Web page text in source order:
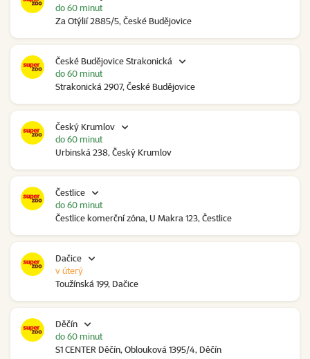
Za Otýlií 2885/5, České Budějovice
do 60 minut
České Budějovice Strakonická
Strakonická 2907, České Budějovice
do 60 minut
Český Krumlov
Urbinská 238, Český Krumlov
do 60 minut
Čestlice
Čestlice komerční zóna, U Makra 123, Čestlice
do 60 minut
Dačice
Toužínská 199, Dačice
v úterý
Děčín
S1 CENTER Děčín, Oblouková 1395/4, Děčín
do 60 minut